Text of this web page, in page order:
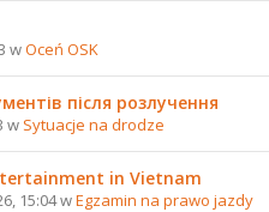
wOceń OSK
після розлучення
w Sytuacje na drodze
in Vietnam
15:04 wEgzamin na prawo jazdy